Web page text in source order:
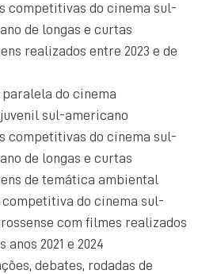
competitivas do cinema sul-
de longas e curtas
realizados entre 2023 e de
paralela do cinema
sul-americano
competitivas do cinema sul-
de longas e curtas
de temática ambiental
competitiva do cinema sul-
com filmes realizados
anos 2021 e 2024
debates, rodadas de